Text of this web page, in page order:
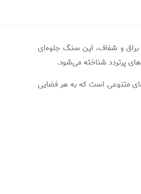
براق و شفاف، این سنگ جلوه‌ای
پرتردد شناخته می‌شود.
متنوعی است که به هر فضایی